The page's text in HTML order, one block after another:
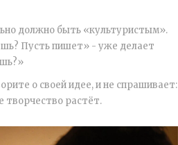
должно быть «культуристым».
Пусть пишет» - уже делает
о своей идее, и не спрашивает:
творчество растёт.